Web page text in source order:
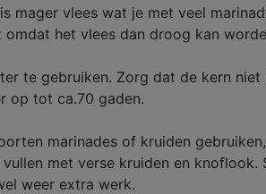
mager vlees wat je met veel
het vlees dan droog kan
te gebruiken. Zorg dat de kern niet
op tot ca.70 gaden.
marinades of kruiden
met verse kruiden en knoflook.
weer extra werk.